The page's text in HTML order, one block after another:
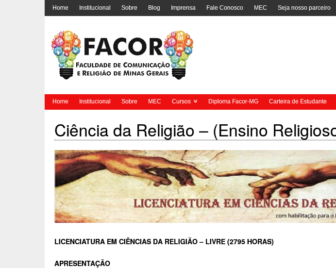
Home Institucional Sobre Blog Imprensa Fale Conosco MEC Seja nosso parceiro
Home Institucional Sobre MEC Cursos Diploma Facor-MG Carteira de Estudante
Ciência da Religião – (Ensino
LICENCIATURA EM CIÊNCIAS DA RELIGIÃO – LIVRE (2795 HORAS)
APRESENTAÇÃO